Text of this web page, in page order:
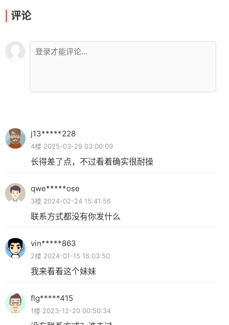
评论
j13*****228
4楼 2025-03-29 03:00:09
长得差了点，不过看着确实很耐操
qwe*****ose
3楼 2024-02-24 15:41:56
联系方式都没有你发什么
vin*****863
2楼 2024-01-15 16:03:50
我来看看这个妹妹
flg*****415
1楼 2023-12-20 00:50:34